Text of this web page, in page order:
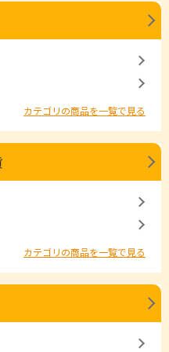
カテゴリの商品を一覧で見る
カテゴリの商品を一覧で見る